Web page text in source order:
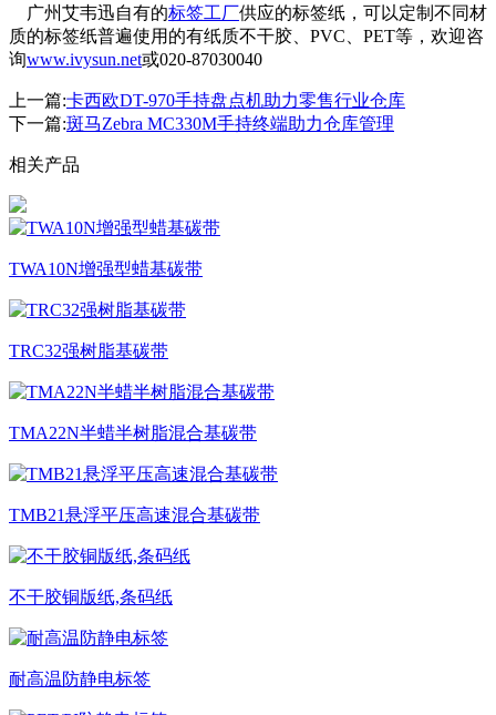
广州艾韦迅自有的标签工厂供应的标签纸，可以定制不同材
质的标签纸普遍使用的有纸质不干胶、PVC、PET等，欢迎咨
询www.ivysun.net或020-87030040
上一篇:卡西欧DT-970手持盘点机助力零售行业仓库
下一篇:斑马Zebra MC330M手持终端助力仓库管理
相关产品
TWA10N增强型蜡基碳带
TRC32强树脂基碳带
TMA22N半蜡半树脂混合基碳带
TMB21悬浮平压高速混合基碳带
不干胶铜版纸,条码纸
耐高温防静电标签